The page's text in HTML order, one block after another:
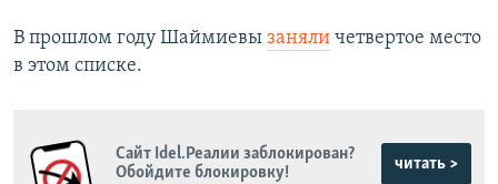
В прошлом году Шаймиевы заняли четвертое место
в этом списке.
Сайт Idel.Реалии заблокирован?
Обойдите блокировку!
читать >